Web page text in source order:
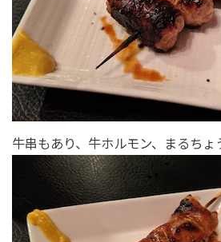
牛串もあり、牛ホルモン、まるちょ